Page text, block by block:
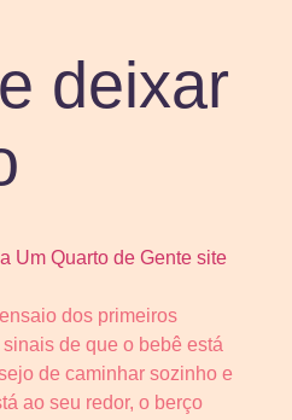
deixar
dos primeiros
de que o bebê está
de caminhar sozinho e
ao seu redor, o berço